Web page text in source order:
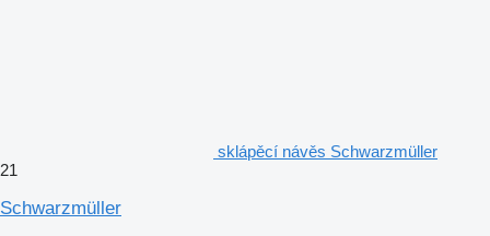
sklápěcí návěs Schwarzmüller
21
Schwarzmüller